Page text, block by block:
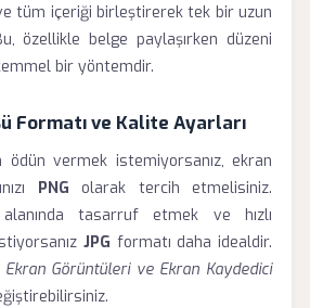
tüm içeriği birleştirerek tek bir uzun
özellikle belge paylaşırken düzeni
bir yöntemdir.
Formatı ve Kalite Ayarları
ödün vermek istemiyorsanız, ekran
PNG olarak tercih etmelisiniz.
tasarruf etmek ve hızlı
JPG formatı daha idealdir.
Görüntüleri ve Ekran Kaydedici